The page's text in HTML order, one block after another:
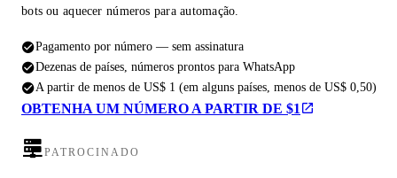
bots ou aquecer números para automação.
Pagamento por número — sem assinatura
Dezenas de países, números prontos para WhatsApp
A partir de menos de US$ 1 (em alguns países, menos de US$ 0,50)
OBTENHA UM NÚMERO A PARTIR DE $1
PATROCINADO